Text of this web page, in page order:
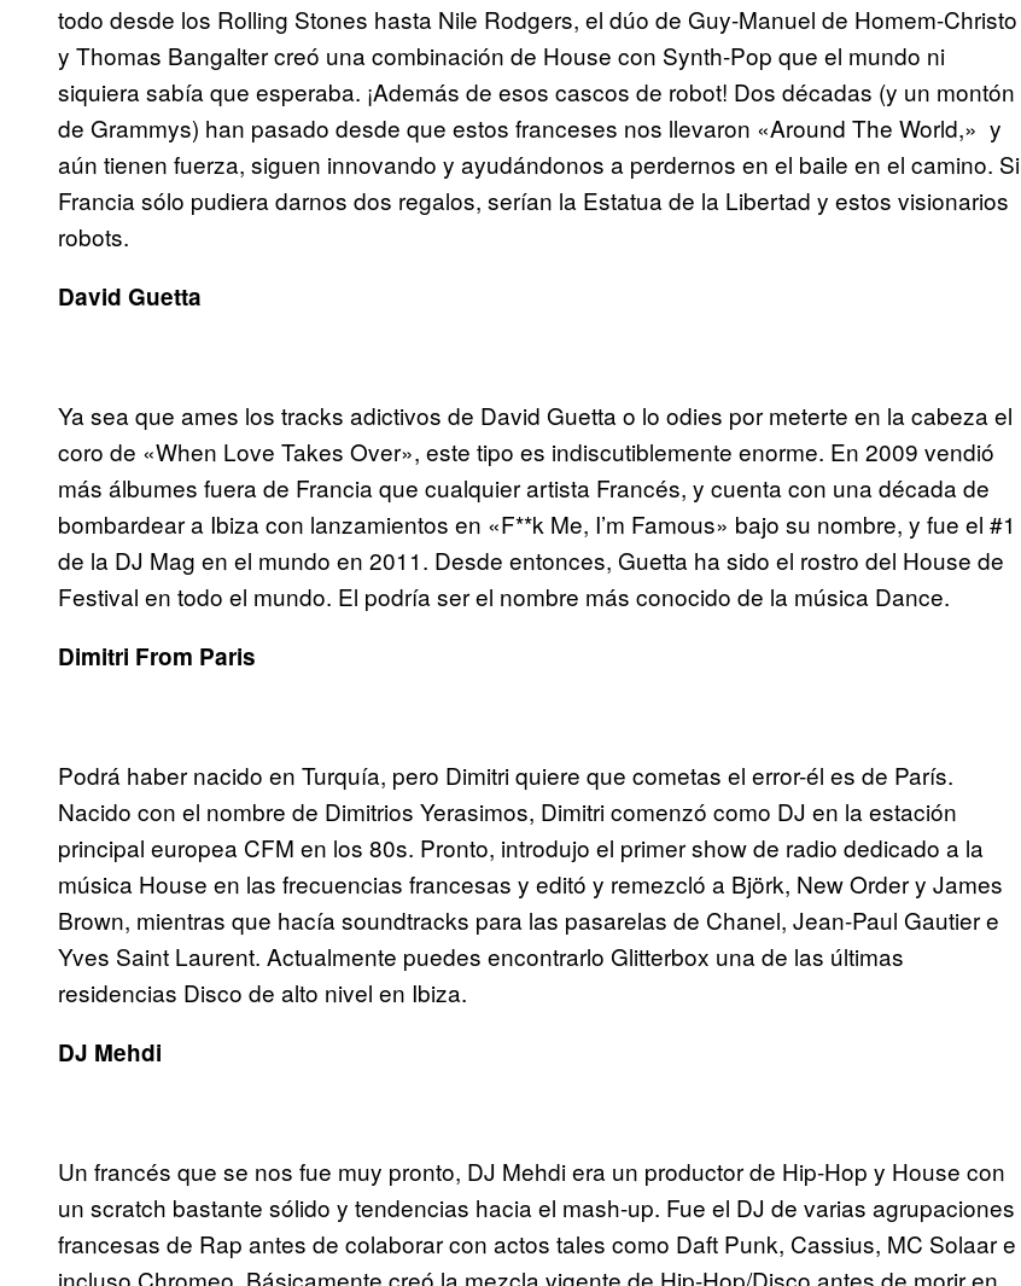
todo desde los Rolling Stones hasta Nile Rodgers, el dúo de Guy-Manuel de Homem-Christo
y Thomas Bangalter creó una combinación de House con Synth-Pop que el mundo ni
siquiera sabía que esperaba. ¡Además de esos cascos de robot! Dos décadas (y un montón
de Grammys) han pasado desde que estos franceses nos llevaron «Around The World,» y
aún tienen fuerza, siguen innovando y ayudándonos a perdernos en el baile en el camino. Si
Francia sólo pudiera darnos dos regalos, serían la Estatua de la Libertad y estos visionarios
robots.
David Guetta
Ya sea que ames los tracks adictivos de David Guetta o lo odies por meterte en la cabeza el
coro de «When Love Takes Over», este tipo es indiscutiblemente enorme. En 2009 vendió
más álbumes fuera de Francia que cualquier artista Francés, y cuenta con una década de
bombardear a Ibiza con lanzamientos en «F**k Me, I’m Famous» bajo su nombre, y fue el #1
de la DJ Mag en el mundo en 2011. Desde entonces, Guetta ha sido el rostro del House de
Festival en todo el mundo. El podría ser el nombre más conocido de la música Dance.
Dimitri From Paris
Podrá haber nacido en Turquía, pero Dimitri quiere que cometas el error-él es de París.
Nacido con el nombre de Dimitrios Yerasimos, Dimitri comenzó como DJ en la estación
principal europea CFM en los 80s. Pronto, introdujo el primer show de radio dedicado a la
música House en las frecuencias francesas y editó y remezcló a Björk, New Order y James
Brown, mientras que hacía soundtracks para las pasarelas de Chanel, Jean-Paul Gautier e
Yves Saint Laurent. Actualmente puedes encontrarlo Glitterbox una de las últimas
residencias Disco de alto nivel en Ibiza.
DJ Mehdi
Un francés que se nos fue muy pronto, DJ Mehdi era un productor de Hip-Hop y House con
un scratch bastante sólido y tendencias hacia el mash-up. Fue el DJ de varias agrupaciones
francesas de Rap antes de colaborar con actos tales como Daft Punk, Cassius, MC Solaar e
incluso Chromeo. Básicamente creó la mezcla vigente de Hip-Hop/Disco antes de morir en